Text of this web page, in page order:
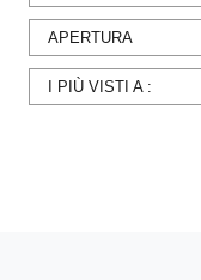
APERTURA
I PIÙ VISTI A :